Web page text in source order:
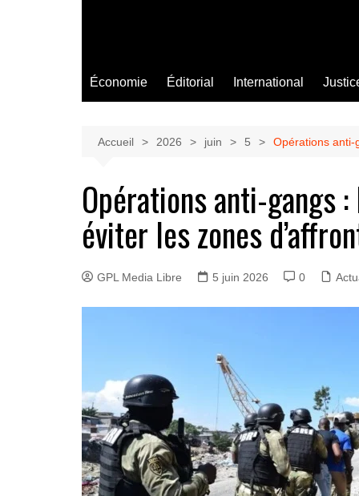
Économie Éditorial International
Accueil 2026 juin 5 Opérations anti-
Opérations anti-gangs
éviter les zones
GPL Media Libre 5 juin 2026 0